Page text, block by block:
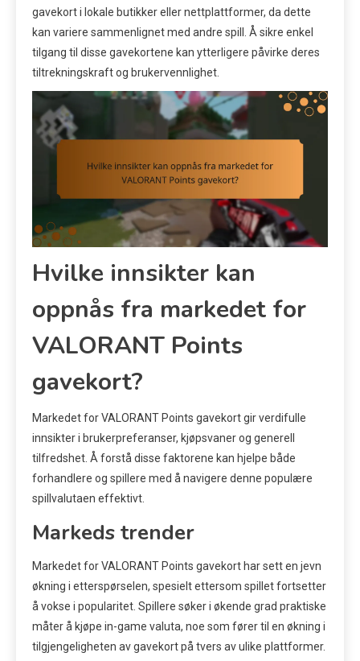
gavekort i lokale butikker eller nettplattformer, da dette
kan variere sammenlignet med andre spill. Å sikre enkel
tilgang til disse gavekortene kan ytterligere påvirke deres
tiltrekningskraft og brukervennlighet.
Hvilke innsikter kan
oppnås fra markedet for
VALORANT Points
gavekort?
Markedet for VALORANT Points gavekort gir verdifulle
innsikter i brukerpreferanser, kjøpsvaner og generell
tilfredshet. Å forstå disse faktorene kan hjelpe både
forhandlere og spillere med å navigere denne populære
spillvalutaen effektivt.
Markeds trender
Markedet for VALORANT Points gavekort har sett en jevn
økning i etterspørselen, spesielt ettersom spillet fortsetter
å vokse i popularitet. Spillere søker i økende grad praktiske
måter å kjøpe in-game valuta, noe som fører til en økning i
tilgjengeligheten av gavekort på tvers av ulike plattformer.